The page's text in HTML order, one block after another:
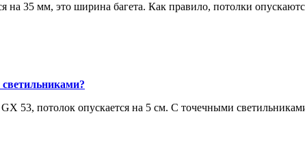
на 35 мм, это ширина багета. Как правило, потолки
53, потолок опускается на 5 см. С точечными